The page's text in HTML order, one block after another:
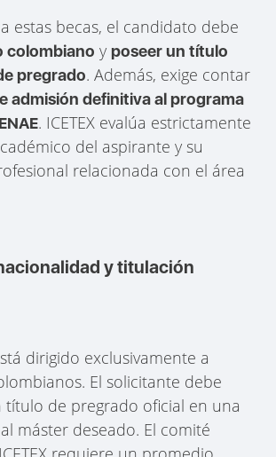
estas becas, el candidato debe
colombiano yposeer un título
pregrado. Además, exige contar
admisión definitiva al programa
. ICETEX evalúa estrictamente
del aspirante y su
relacionada con el área
y titulación
dirigido exclusivamente a
El solicitante debe
de pregrado oficial en una
máster deseado. El comité